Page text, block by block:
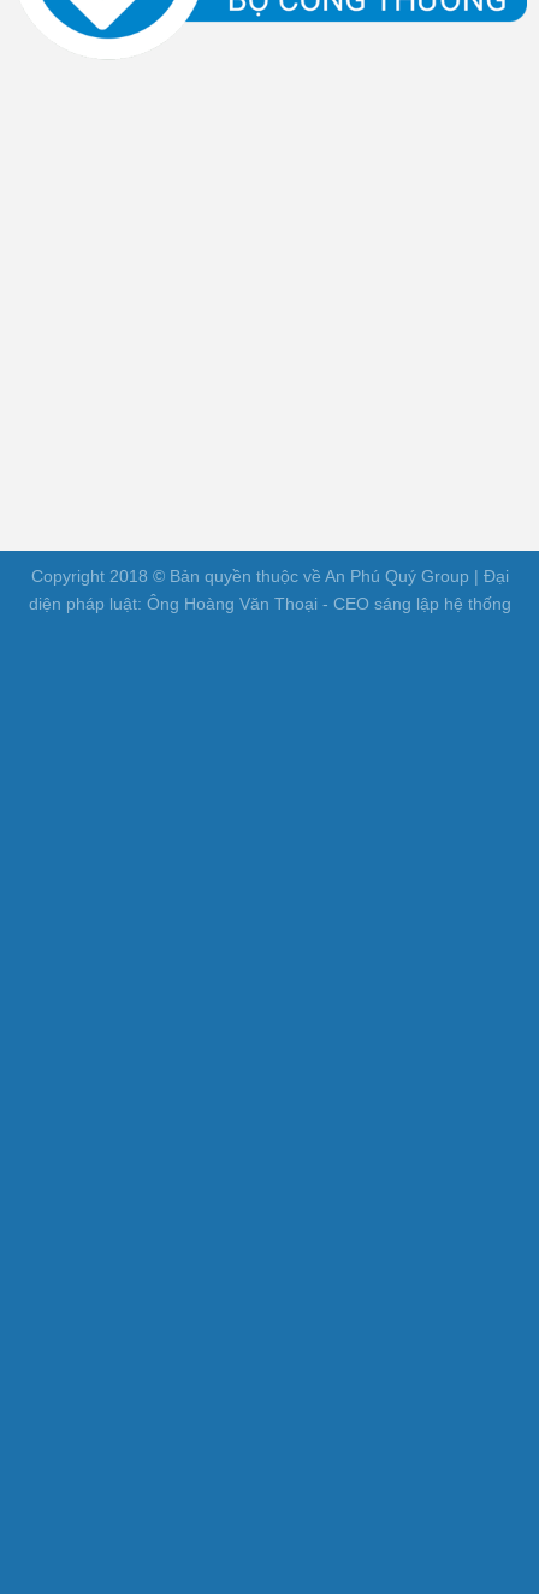
Copyright 2018 © Bản quyền thuộc về An Phú Quý Group | Đại
diện pháp luật: Ông Hoàng Văn Thoại - CEO sáng lập hệ thống